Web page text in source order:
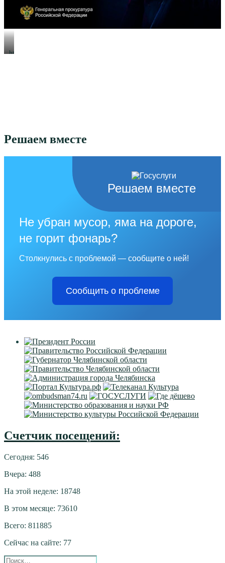
https://xn-
Решаем вместе
Решаем вместе
Не убран мусор, яма на дороге,
не горит фонарь?
Столкнулись с проблемой — сообщите о ней!
Сообщить о проблеме
Счетчик посещений:
Сегодня: 546
Вчера: 488
На этой неделе: 18748
В этом месяце: 73610
Всего: 811885
Сейчас на сайте: 77
Искать: